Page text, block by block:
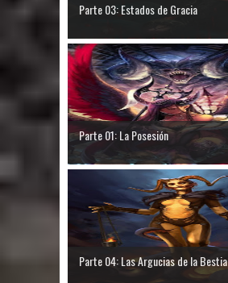
Parte 03: Estados de Gracia
Parte 01: La Posesión
Parte 04: Las Argucias de la Bestia